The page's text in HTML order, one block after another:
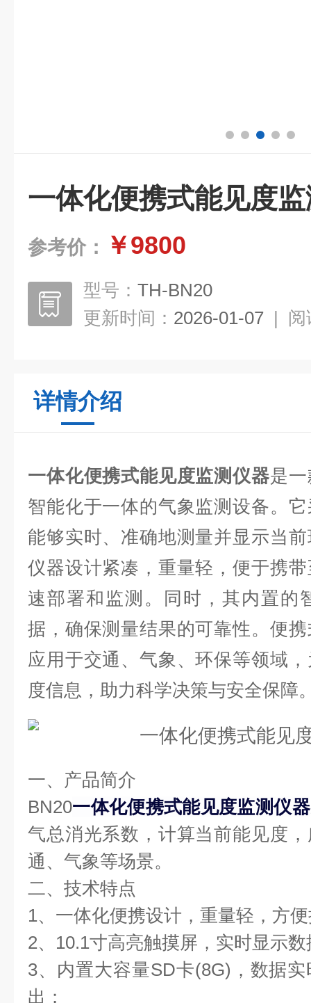
一体化便携式能见度
参考价： ￥9800
型号： TH-BN20
更新时间： 2026-01-07 | 阅
详情介绍
一体化便携式能见度监测仪器是
智能化于一体的气象监测设备。
能够实时、准确地测量并显示当
仪器设计紧凑，重量轻，便于携
速部署和监测。同时，其内置的
据，确保测量结果的可靠性。便
应用于交通、气象、环保等领域
度信息，助力科学决策与安全保障
一、产品简介
BN20一体化便携式能见度监测仪器
气总消光系数，计算当前能见度
通、气象等场景。
二、技术特点
1、一体化便携设计，重量轻，方
2、10.1寸高亮触摸屏，实时显示
3、内置大容量SD卡(8G)，数据
出；